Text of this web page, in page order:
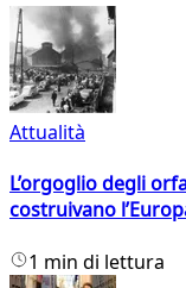
Attualità
L’orgoglio degli
costruivano
1 min di lettura